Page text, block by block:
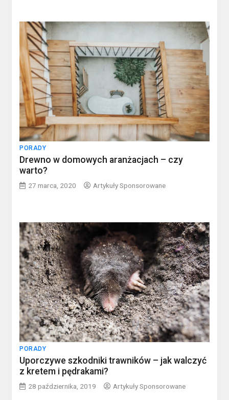
PORADY
Drewno w domowych aranżacjach – czy
warto?
27 marca, 2020 Artykuły Sponsorowane
PORADY
Uporczywe szkodniki trawników – jak walczyć
z kretem i pędrakami?
28 października, 2019 Artykuły Sponsorowane